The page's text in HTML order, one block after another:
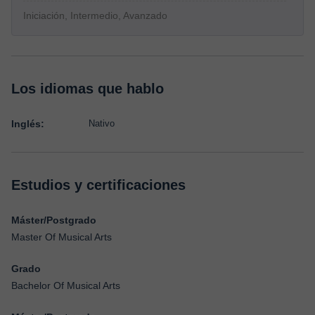
Iniciación, Intermedio, Avanzado
Los idiomas que hablo
Inglés: Nativo
Estudios y certificaciones
Máster/Postgrado
Master Of Musical Arts
Grado
Bachelor Of Musical Arts